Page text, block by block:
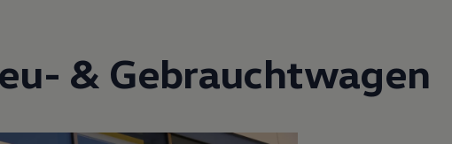
& Gebrauchtwagen